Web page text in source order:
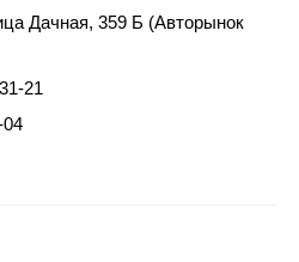
Дачная, 359 Б (Авторынок
21